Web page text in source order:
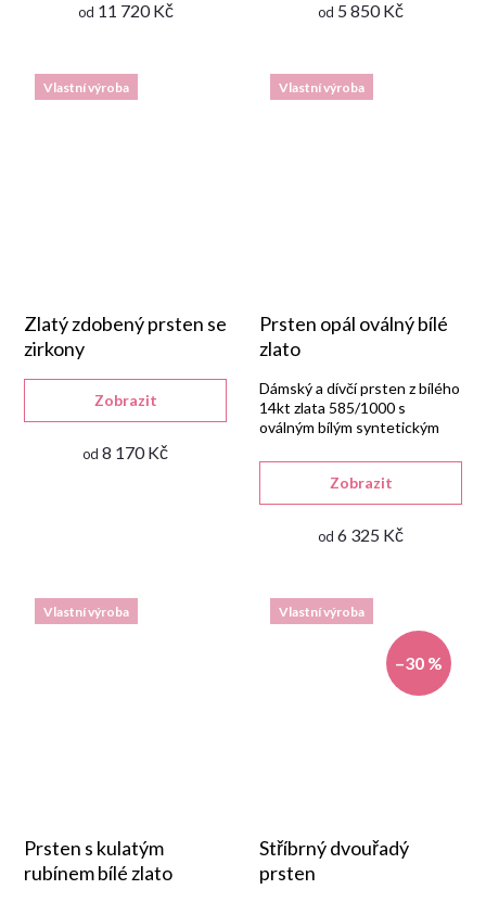
od 11 720 Kč od 5 850 Kč
Vlastní výroba
Zlatý zdobený prsten se
zirkony
od 8 170 Kč
Zobrazit
Vlastní výroba
Prsten opál oválný bílé
zlato
od 6 325 Kč
Zobrazit
Dámský a dívčí prsten z bílého
14kt zlata 585/1000 s
oválným bílým syntetickým
Goldpoint.
Vlastní výroba
Prsten s kulatým
rubínem bílé zlato
Vlastní výroba
–30 %
Stříbrný dvouřadý
prsten